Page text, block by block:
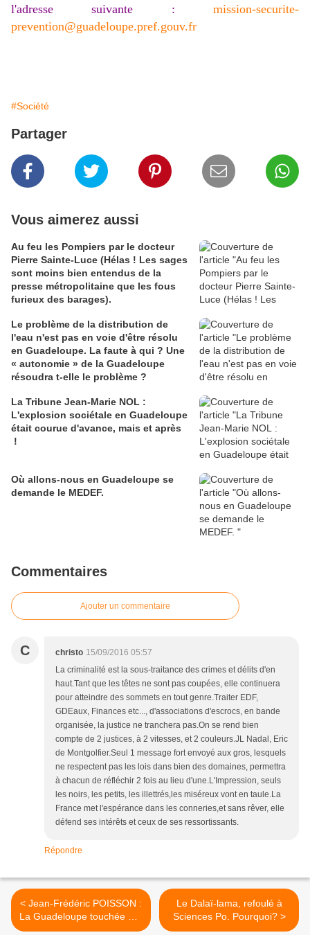
l'adresse suivante : mission-securite-
prevention@guadeloupe.pref.gouv.fr
#Société
Partager
Vous aimerez aussi
Au feu les Pompiers par le docteur
Pierre Sainte-Luce (Hélas ! Les sages
sont moins bien entendus de la
presse métropolitaine que les fous
furieux des barages).
Le problème de la distribution de
l'eau n'est pas en voie d'être résolu
en Guadeloupe. La faute à qui ? Une
« autonomie » de la Guadeloupe
résoudra t-elle le problème ?
La Tribune Jean-Marie NOL :
L'explosion sociétale en Guadeloupe
était courue d'avance, mais et après
!
Où allons-nous en Guadeloupe se
demande le MEDEF.
Commentaires
Ajouter un commentaire
C christo 15/09/2016 05:57
La criminalité est la sous-traitance des crimes et délits d'en
haut.Tant que les têtes ne sont pas coupées, elle continuera
pour atteindre des sommets en tout genre.Traiter EDF,
GDEaux, Finances etc..., d'associations d'escrocs, en bande
organisée, la justice ne tranchera pas.On se rend bien
compte de 2 justices, à 2 vitesses, et 2 couleurs.JL Nadal, Eric
de Montgolfier.Seul 1 message fort envoyé aux gros, lesquels
ne respectent pas les lois dans bien des domaines, permettra
à chacun de réfléchir 2 fois au lieu d'une.L'Impression, seuls
les noirs, les petits, les illettrés,les miséreux vont en taule.La
France met l'espérance dans les conneries,et sans rêver, elle
défend ses intérêts et ceux de ses ressortissants.
Répondre
< Jean-Frédéric POISSON :
La Guadeloupe touchée par
l'horreur.
Le Dalaï-lama, refoulé à
Sciences Po. Pourquoi? >